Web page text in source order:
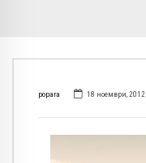
popara 18 ноември, 2012